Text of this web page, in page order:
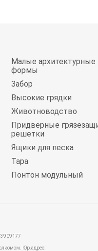
Малые архитектурные
формы
Забор
Высокие грядки
Животноводство
Придверные
решетки
Ящики для песка
Тара
Понтон модульный
Юр.адрес: